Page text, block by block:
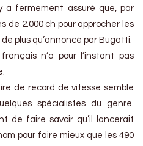
a fermement assuré que, par
de 2.000 ch pour approcher les
plus qu’annoncé par Bugatti.
n’a pour l’instant pas
de record de vitesse semble
spécialistes du genre.
de faire savoir qu’il lancerait
pour faire mieux que les 490